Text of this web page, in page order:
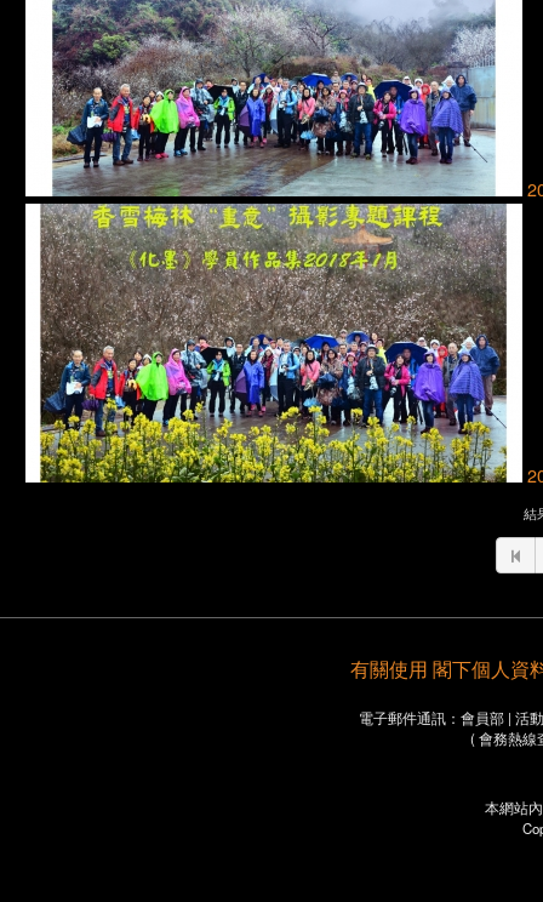
結
有關使用 閣下個人資
電子郵件通訊：會員部 | 活
( 會務熱線
本網站